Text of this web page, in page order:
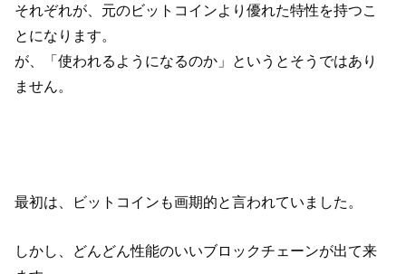
それぞれが、元のビットコインより優れた特性を持つこ
とになります。
が、「使われるようになるのか」というとそうではあり
ません。
最初は、ビットコインも画期的と言われていました。
しかし、どんどん性能のいいブロックチェーンが出て来